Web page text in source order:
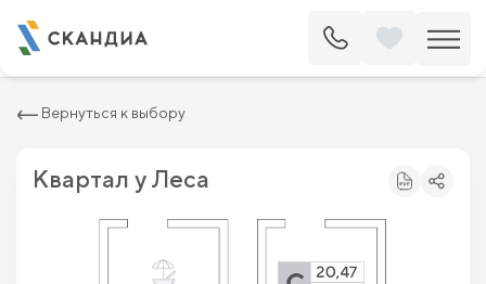
Вернуться к выбору
Квартал у Леса
Студия 28.97 м
5 142 280 ₽5 843 500 ₽